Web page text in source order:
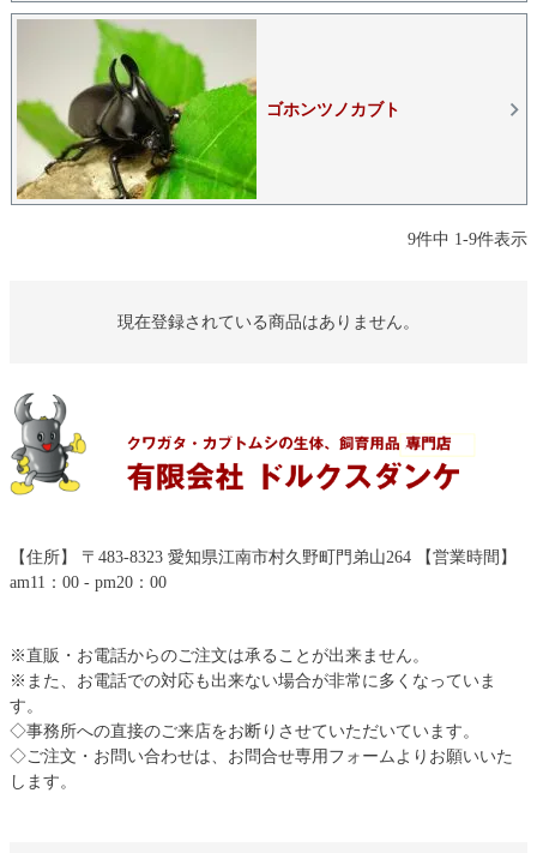
ゴホンツノカブト
9件中 1-9件表示
現在登録されている商品はありません。
【住所】 〒483-8323 愛知県江南市村久野町門弟山264 【営業時間】
am11：00 - pm20：00
※直販・お電話からのご注文は承ることが出来ません。
※また、お電話での対応も出来ない場合が非常に多くなっていま
す。
◇事務所への直接のご来店をお断りさせていただいています。
◇ご注文・お問い合わせは、お問合せ専用フォームよりお願いいた
します。